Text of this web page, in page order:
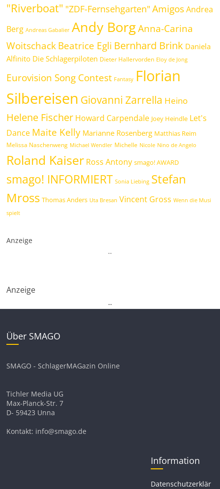
"Riverboat" "ZDF-Fernsehgarten" Amigos Andrea
Berg Andreas Gabalier Andy Borg Anna-Carina
WoitschackBeatrice Egli Bernhard Brink Daniela
Alfinito Die Schlagerpiloten Dieter Hallervorden Eloy de Jong
Eurovision Song Contest Fantasy Florian
Silbereisen Giovanni Zarrella Heino
Helene Fischer Howard Carpendale Joey Heindle Let's
Dance Maite Kelly Marianne Rosenberg Matthias Reim
Melissa Naschenweng Michael Wendler Michelle Nicole Nino de Angelo
Roland Kaiser Ross Antony smago! AWARD
smago! INFORMIERT Sonia Liebing Stefan
Mross Thomas Anders Uta Bresan Vincent Gross Wenn die Musi
spielt
Anzeige
..
Anzeige
..
Über SMAGO
SMAGO - SchlagerMAGazin Online
Tichler Media UG
Max-Planck-Str. 7
D- 59423 Unna
Kontakt: info@smago.de
Information
Datenschutzerklär